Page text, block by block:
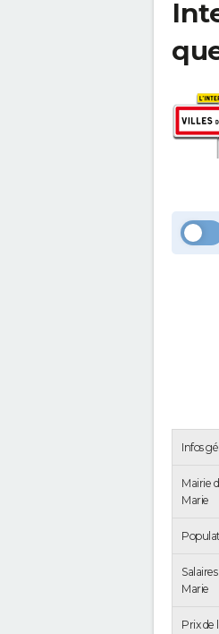
Infos
Mairie
Marie
Marie
Prix de